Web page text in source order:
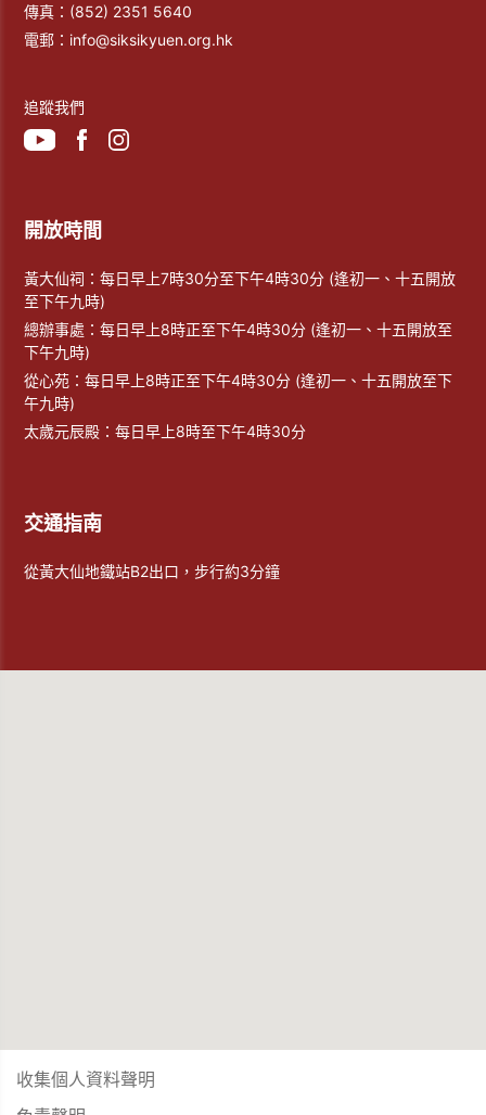
傳真： (852) 2351 5640
電郵： info@siksikyuen.org.hk
追蹤我們
開放時間
黃大仙祠：每日早上7時30分至下午4時30分 (逢初一、十五開放
至下午九時)
總辦事處：每日早上8時正至下午4時30分 (逢初一、十五開放至
下午九時)
從心苑：每日早上8時正至下午4時30分 (逢初一、十五開放至下
午九時)
太歲元辰殿：每日早上8時至下午4時30分
交通指南
從黃大仙地鐵站B2出口，步行約3分鐘
收集個人資料聲明